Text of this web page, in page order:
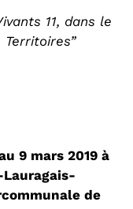
11, dans le
Territoires”
9 mars 2019 à
Lauragais-
de